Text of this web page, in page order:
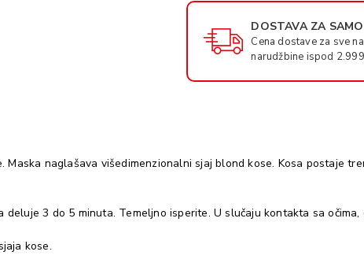
DOSTAVA ZA
Cena dostave za sve
narudžbine ispod
naglašava višedimenzionalni sjaj blond kose. Kosa postaje
3 do 5 minuta. Temeljno isperite. U slučaju kontakta sa
kose.